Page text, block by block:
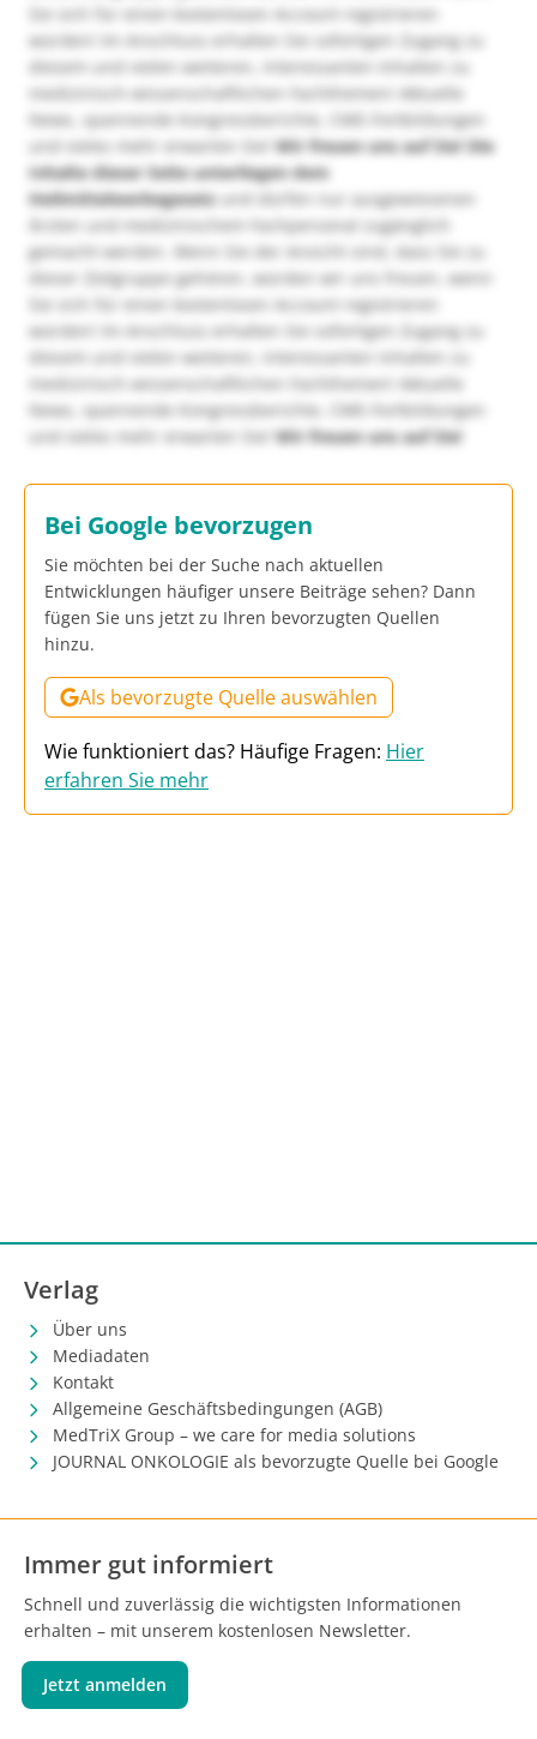
Sie sich für einen kostenlosen Account registrieren
würden! Im Anschluss erhalten Sie sofortigen Zugang zu
diesem und vielen weiteren, interessanten Inhalten zu
medizinisch-wissenschaftlichen Fachthemen! Aktuelle
News, spannende Kongressberichte, CME-Fortbildungen
und vieles mehr erwarten Sie!Wir freuen uns auf Sie! Die
Inhalte dieser Seite unterliegen dem
Heilmittelwerbegesetzund dürfen nur ausgewiesenen
Ärzten und medizinischem Fachpersonal zugänglich
gemacht werden. Wenn Sie der Ansicht sind, dass Sie zu
dieser Zielgruppe gehören, würden wir uns freuen, wenn
Sie sich für einen kostenlosen Account registrieren
würden! Im Anschluss erhalten Sie sofortigen Zugang zu
diesem und vielen weiteren, interessanten Inhalten zu
medizinisch-wissenschaftlichen Fachthemen! Aktuelle
News, spannende Kongressberichte, CME-Fortbildungen
und vieles mehr erwarten Sie!Wir freuen uns auf Sie!
Bei Google bevorzugen
Sie möchten bei der Suche nach aktuellen
Entwicklungen häufiger unsere Beiträge sehen? Dann
fügen Sie uns jetzt zu Ihren bevorzugten Quellen
hinzu.
Als bevorzugte Quelle auswählen
Wie funktioniert das? Häufige Fragen: Hier
erfahren Sie mehr
Verlag
Über uns
Mediadaten
Kontakt
Allgemeine Geschäftsbedingungen (AGB)
MedTriX Group – we care for media solutions
JOURNAL ONKOLOGIE als bevorzugte Quelle bei Google
Immer gut informiert
Schnell und zuverlässig die wichtigsten Informationen
erhalten – mit unserem kostenlosen Newsletter.
Jetzt anmelden